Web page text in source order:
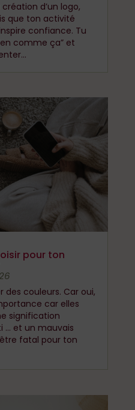
d’un logo,
que ton activité
confiance. Tu
comme ça” et
pour ton
des couleurs. Car oui,
car elles
signification
… et un mauvais
fatal pour ton